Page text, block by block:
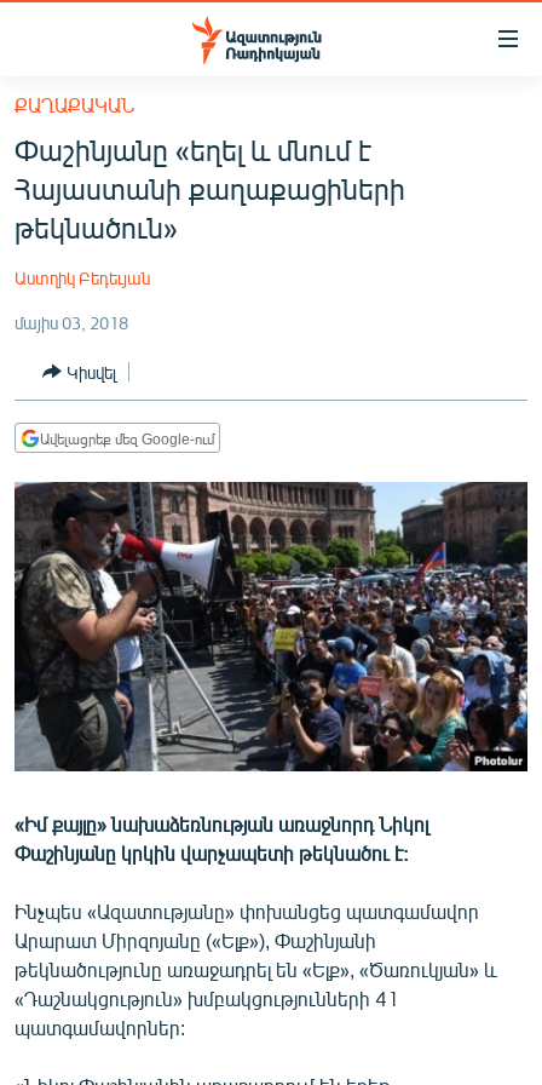
Մատչելիության
հիմնական
բովանդակությանը
Անցնել
հիմնական
մենյուին
ՀԱՅԱՍՏԱՆ
ՔԱՂԱՔԱԿԱՆ
ՏՆՏԵՍՈՒԹՅՈՒՆ
ՂԱՐԱԲԱՂ
ՏԱՐԱԾԱՇՐՋԱՆ
ՄԻՋԱԶԳԱՅԻՆ
ՄՇԱԿՈՒՅԹ
ՍՊՈՐՏ
ՄԵԿՆԱԲԱՆՈՒԹՅՈՒՆ
ՏՏ ԵՒ ԻՆՏԵՐՆԵՏ
ԱՐԽԻՎ
ՏԵՍԱՆՅՈՒԹԵՐ
ԲԱՆԱՎԵՃ
ՁԳՏԵԼՈՎ ԼԱՎԱԳՈՒՅՆԻՆ
ՓՈԴՔԱՍԹ
ՔԱՂԱՔԱԿԱՆ
Փաշինյանը «եղել և մնում է
Հայաստանի քաղաքացիների
թեկնածուն»
Աստղիկ Բեդեւյան
մայիս 03, 2018
Կիսվել
Ավելացրեք մեզ Google-ում
«Իմ քայլը» նախաձեռնության առաջնորդ Նիկոլ
Փաշինյանը կրկին վարչապետի թեկնածու է:
Ինչպես «Ազատությանը» փոխանցեց պատգամավոր
Արարատ Միրզոյանը («Ելք»), Փաշինյանի
թեկնածությունը առաջադրել են «Ելք», «Ծառուկյան» և
«Դաշնակցություն» խմբակցությունների 41
պատգամավորներ: